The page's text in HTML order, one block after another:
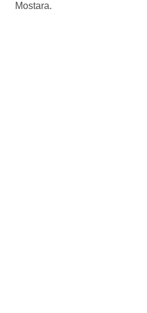
Mostara.